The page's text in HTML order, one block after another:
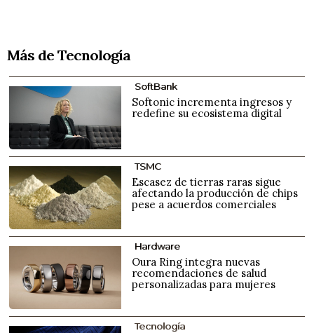
Más de Tecnología
SoftBank
Softonic incrementa ingresos y
redefine su ecosistema digital
TSMC
Escasez de tierras raras sigue
afectando la producción de chips
pese a acuerdos comerciales
Hardware
Oura Ring integra nuevas
recomendaciones de salud
personalizadas para mujeres
Tecnología